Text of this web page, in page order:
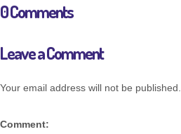
0 Comments
Leave a Comment
Your email address will not be published.
Comment: